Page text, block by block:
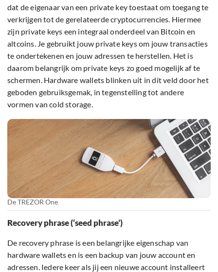
dat de eigenaar van een private key toestaat om toegang te
verkrijgen tot de gerelateerde cryptocurrencies. Hiermee
zijn private keys een integraal onderdeel van Bitcoin en
altcoins. Je gebruikt jouw private keys om jouw transacties
te ondertekenen en jouw adressen te herstellen. Het is
daarom belangrijk om private keys zo goed mogelijk af te
schermen. Hardware wallets blinken uit in dit veld door het
geboden gebruiksgemak, in tegenstelling tot andere
vormen van cold storage.
De TREZOR One
Recovery phrase (‘seed phrase’)
De recovery phrase is een belangrijke eigenschap van
hardware wallets en is een backup van jouw account en
adressen. Iedere keer als jij een nieuwe account installeert